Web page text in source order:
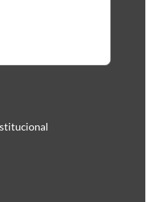
Personalizada para